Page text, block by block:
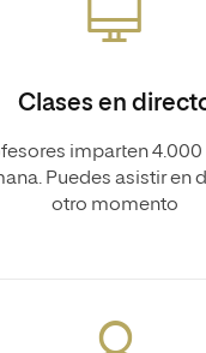
Clases en
imparten 4.000
Puedes asistir en
otro momento